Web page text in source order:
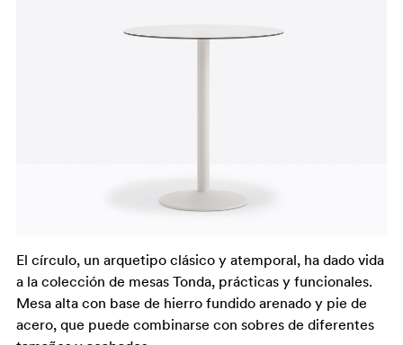
El círculo, un arquetipo clásico y atemporal, ha dado vida
a la colección de mesas Tonda, prácticas y funcionales.
Mesa alta con base de hierro fundido arenado y pie de
acero, que puede combinarse con sobres de diferentes